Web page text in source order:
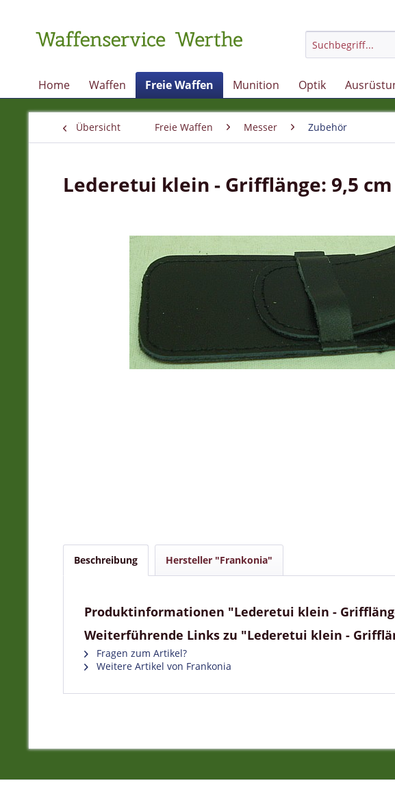
Home Waffen Freie Waffen Munition Optik
Übersicht Freie Waffen Messer Zubehör
Lederetui klein - Grifflänge: 9,5 cm
Beschreibung Hersteller "Frankonia"
Produktinformationen "Lederetui klein -
Weiterführende Links zu "Lederetui klein -
Fragen zum Artikel?
Weitere Artikel von Frankonia